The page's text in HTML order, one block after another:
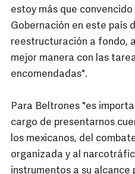
estoy más que
Gobernación en este país
reestructuración a fondo,
mejor manera con las
encomendadas".
Para Beltrones "es
cargo de presentarnos
los mexicanos, del
organizada y al
instrumentos a su alcance